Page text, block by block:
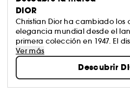
DIOR
Christian Dior ha cambiado los
elegancia mundial desde el
primera colección en 1947. El
una nueva feminidad, con la
hoy, a través de sus creaciones,
referente en belleza femenina.
pintalabios y tratamiento son
calidad y creatividad van de
Ver más
Descubrir